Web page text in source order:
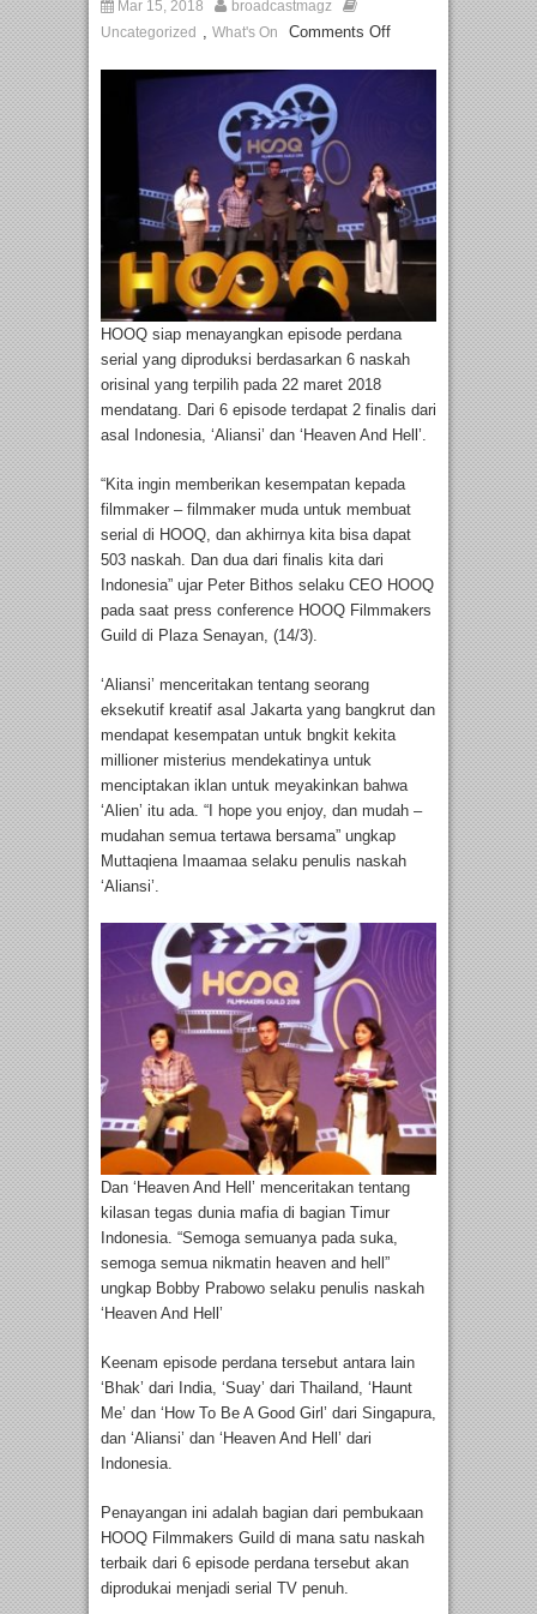
Mar 15, 2018
broadcastmagz
Uncategorized , What's On Comments Off
HOOQ siap menayangkan episode perdana
serial yang diproduksi berdasarkan 6 naskah
orisinal yang terpilih pada 22 maret 2018
mendatang. Dari 6 episode terdapat 2 finalis dari
asal Indonesia, ‘Aliansi’ dan ‘Heaven And Hell’.
“Kita ingin memberikan kesempatan kepada
filmmaker – filmmaker muda untuk membuat
serial di HOOQ, dan akhirnya kita bisa dapat
503 naskah. Dan dua dari finalis kita dari
Indonesia” ujar Peter Bithos selaku CEO HOOQ
pada saat press conference HOOQ Filmmakers
Guild di Plaza Senayan, (14/3).
‘Aliansi’ menceritakan tentang seorang
eksekutif kreatif asal Jakarta yang bangkrut dan
mendapat kesempatan untuk bngkit kekita
millioner misterius mendekatinya untuk
menciptakan iklan untuk meyakinkan bahwa
‘Alien’ itu ada. “I hope you enjoy, dan mudah –
mudahan semua tertawa bersama” ungkap
Muttaqiena Imaamaa selaku penulis naskah
‘Aliansi’.
Dan ‘Heaven And Hell’ menceritakan tentang
kilasan tegas dunia mafia di bagian Timur
Indonesia. “Semoga semuanya pada suka,
semoga semua nikmatin heaven and hell”
ungkap Bobby Prabowo selaku penulis naskah
‘Heaven And Hell’
Keenam episode perdana tersebut antara lain
‘Bhak’ dari India, ‘Suay’ dari Thailand, ‘Haunt
Me’ dan ‘How To Be A Good Girl’ dari Singapura,
dan ‘Aliansi’ dan ‘Heaven And Hell’ dari
Indonesia.
Penayangan ini adalah bagian dari pembukaan
HOOQ Filmmakers Guild di mana satu naskah
terbaik dari 6 episode perdana tersebut akan
diprodukai menjadi serial TV penuh.